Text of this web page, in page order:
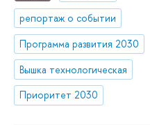
репортаж о событии
Программа развития 2030
Вышка технологическая
Приоритет 2030